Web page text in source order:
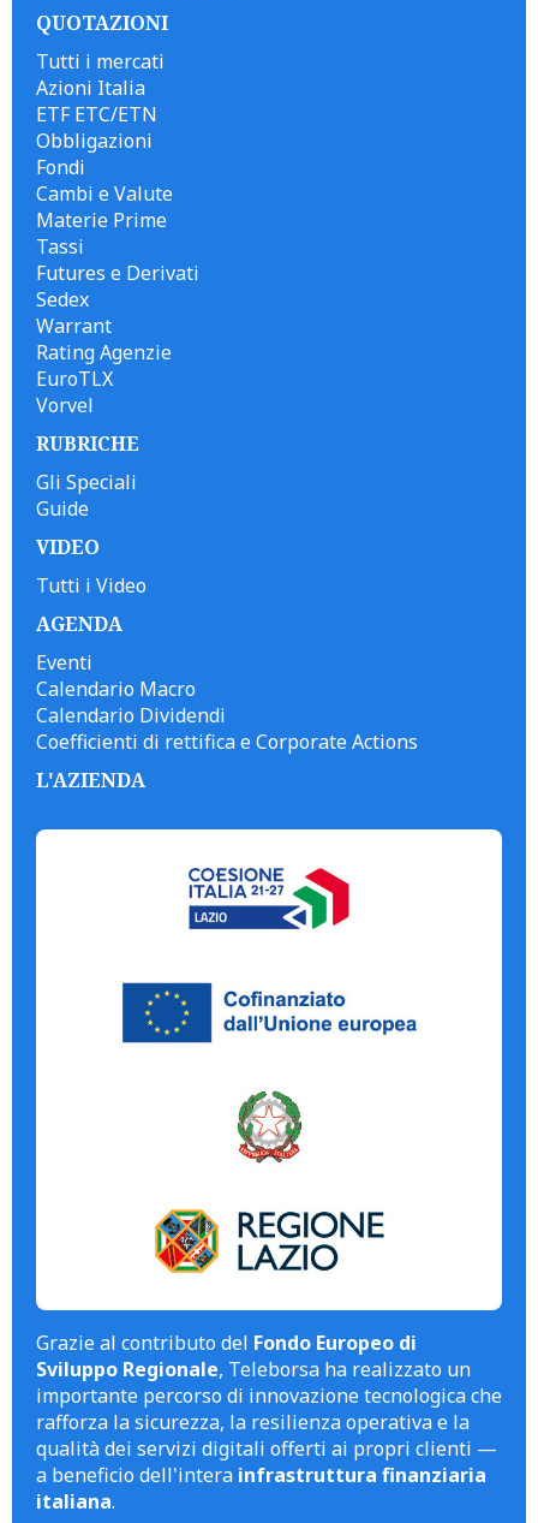
QUOTAZIONI
Tutti i mercati
Azioni Italia
ETF ETC/ETN
Obbligazioni
Fondi
Cambi e Valute
Materie Prime
Tassi
Futures e Derivati
Sedex
Warrant
Rating Agenzie
EuroTLX
Vorvel
RUBRICHE
Gli Speciali
Guide
VIDEO
Tutti i Video
AGENDA
Eventi
Calendario Macro
Calendario Dividendi
Coefficienti di rettifica e Corporate Actions
L'AZIENDA
Grazie al contributo del Fondo Europeo di
Sviluppo Regionale, Teleborsa ha realizzato un
importante percorso di innovazione tecnologica che
rafforza la sicurezza, la resilienza operativa e la
qualità dei servizi digitali offerti ai propri clienti —
a beneficio dell'intera infrastruttura finanziaria
italiana.